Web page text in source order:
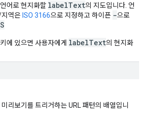
어로 현지화할 labelText의 지도입니다. 언
역은 ISO 3166으로 지정하고 하이픈 -으로
에 있으면 사용자에게 labelText의 현지화
리보기를 트리거하는 URL 패턴의 배열입니